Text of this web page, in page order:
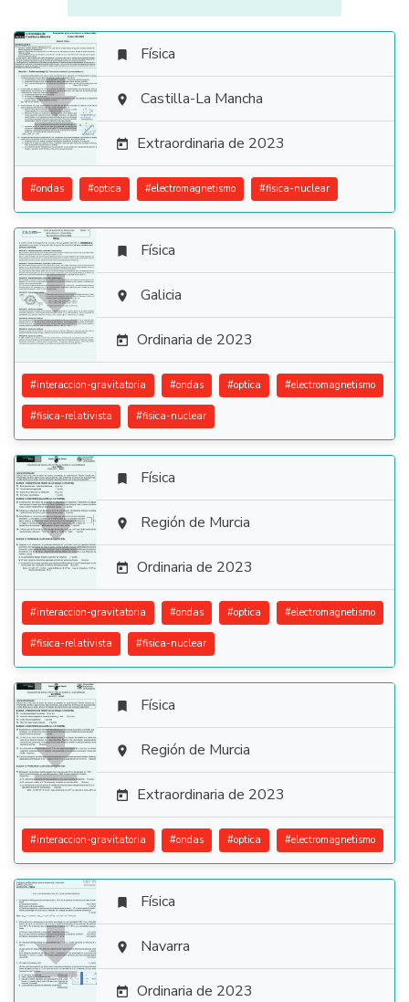

 Física
 Castilla-La Mancha
 Extraordinaria de 2023
#ondas #optica #electromagnetismo #fisica-nuclear

 Física
 Galicia
 Ordinaria de 2023
#interaccion-gravitatoria #ondas #optica #electromagnetismo
#fisica-relativista #fisica-nuclear

 Física
 Región de Murcia
 Ordinaria de 2023
#interaccion-gravitatoria #ondas #optica #electromagnetismo
#fisica-relativista #fisica-nuclear

 Física
 Región de Murcia
 Extraordinaria de 2023
#interaccion-gravitatoria #ondas #optica #electromagnetismo

 Física
 Navarra
 Ordinaria de 2023